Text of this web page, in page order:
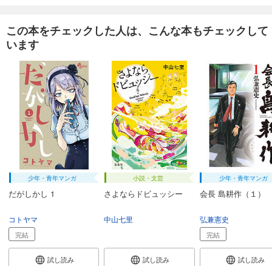
この本をチェックした人は、こんな本もチェックして
います
少年・青年マンガ
だがしかし 1
コトヤマ
完結
試し読み
小説・文芸
さよならドビュッシー
中山七里
試し読み
少年・青年マンガ
会長 島耕作（１）
弘兼憲史
完結
試し読み